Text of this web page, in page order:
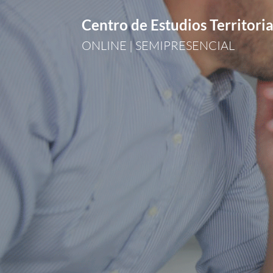
Centro de Estudios
ONLINE | SEMIPRESENCIAL